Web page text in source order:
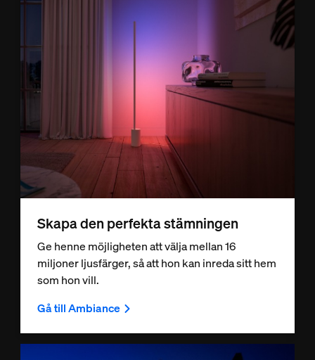
Skapa den perfekta stämningen
Ge henne möjligheten att välja mellan 16
miljoner ljusfärger, så att hon kan inreda sitt hem
som hon vill.
Gå till Ambiance